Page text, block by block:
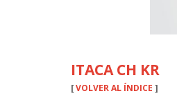
ITACA CH KR
[VOLVER AL ÍNDICE ]